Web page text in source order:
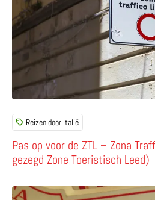
Pas op voor de ZTL – Zona
gezegd Zone Toeristisch Leed)
Reizen door Italië
Lees meer over Feest voor